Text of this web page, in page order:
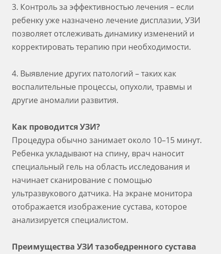
3. Контроль за эффективностью лечения – если
ребенку уже назначено лечение дисплазии, УЗИ
позволяет отслеживать динамику изменений и
корректировать терапию при необходимости.
4. Выявление других патологий – таких как
воспалительные процессы, опухоли, травмы и
другие аномалии развития.
Как проводится УЗИ?
Процедура обычно занимает около 10–15 минут.
Ребенка укладывают на спину, врач наносит
специальный гель на область исследования и
начинает сканирование с помощью
ультразвукового датчика. На экране монитора
отображается изображение сустава, которое
анализируется специалистом.
Преимущества УЗИ тазобедренного сустава